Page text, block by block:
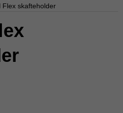
Flex skafteholder